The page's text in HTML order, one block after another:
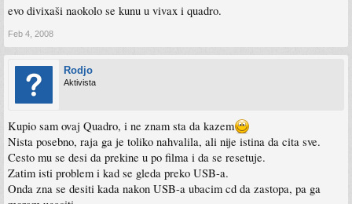
evo divixaši naokolo se kunu u vivax i quadro.
Feb 4, 2008
Rodjo
Aktivista
Kupio sam ovaj Quadro, i ne znam sta da kazem
Nista posebno, raja ga je toliko nahvalila, ali nije istina da cita sve.
Cesto mu se desi da prekine u po filma i da se resetuje.
Zatim isti problem i kad se gleda preko USB-a.
Onda zna se desiti kada nakon USB-a ubacim cd da zastopa, pa ga